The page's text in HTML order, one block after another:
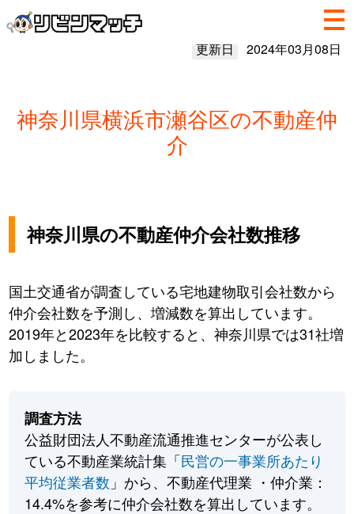
更新日 2024年03月08日
神奈川県横浜市瀬谷区の不動産仲
介
神奈川県の不動産仲介会社数推移
国土交通省が調査している宅地建物取引会社数から
仲介会社数を予測し、増減数を算出しています。
2019年と2023年を比較すると、神奈川県では31社増
加しました。
調査方法
公益財団法人不動産流通推進センターが公表し
ている不動産業統計集「民営の一事業所あたり
平均従業者数 」から、不動産代理業 ・仲介業：
14.4%を参考に仲介会社数を算出しています。